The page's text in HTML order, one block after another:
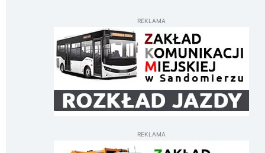
REKLAMA
REKLAMA